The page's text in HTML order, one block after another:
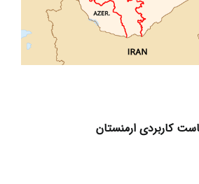
کاربردی ارمنستان